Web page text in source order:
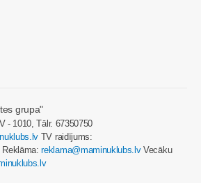
grupa"
- 1010, Tālr. 67350750
TV raidījums:
Reklāma:reklama@maminuklubs.lvVecāku